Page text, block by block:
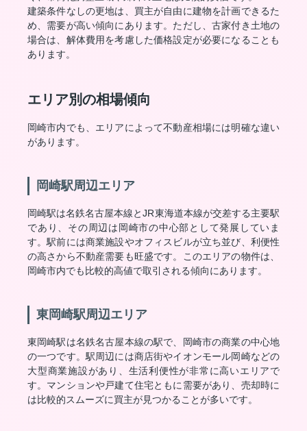
建築条件なしの更地は、買主が自由に建物を計画できるた
め、需要が高い傾向にあります。ただし、古家付き土地の
場合は、解体費用を考慮した価格設定が必要になることも
あります。
エリア別の相場傾向
岡崎市内でも、エリアによって不動産相場には明確な違い
があります。
岡崎駅周辺エリア
岡崎駅は名鉄名古屋本線とJR東海道本線が交差する主要駅
であり、その周辺は岡崎市の中心部として発展していま
す。駅前には商業施設やオフィスビルが立ち並び、利便性
の高さから不動産需要も旺盛です。このエリアの物件は、
岡崎市内でも比較的高値で取引される傾向にあります。
東岡崎駅周辺エリア
東岡崎駅は名鉄名古屋本線の駅で、岡崎市の商業の中心地
の一つです。駅周辺には商店街やイオンモール岡崎などの
大型商業施設があり、生活利便性が非常に高いエリアで
す。マンションや戸建て住宅ともに需要があり、売却時に
は比較的スムーズに買主が見つかることが多いです。